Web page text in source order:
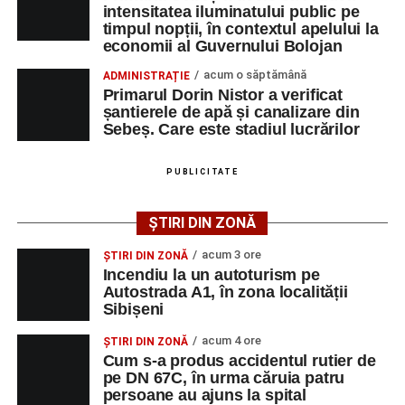
Energiei, Grădinilor, Industriilor, Liviu Rebreanu, Mihai
Eminescu, Progresului, Rozelor, Săsească, Simion
Bărnuțiu, Unirii, Zambilelor, Zorilor, Poarta Cimitir.
Bisericii, Scurtă, Ulița de Jos, Ulița de
RĂHĂU –Deasupra, Principală, Școlii.
Adaugă-ne ca sursă preferată
Urmărește-ne pe Google News
alimentare cu apă.
Primarul Dorin Nistor a subliniat că investițiile în
extinderea rețelelor de apă și canalizare sunt esențiale
pentru dezvoltarea municipiului și pentru creșterea
calității vieții locuitorilor din cartierul vizat. Acesta le-a
mulțumit cetățenilor pentru răbdarea și înțelegerea de
care dau dovadă pe perioada desfășurării lucrărilor, în
Conform estimărilor prezentate de edil, lucrările vor fi
finalizate până la sfârșitul lunii octombrie, urmând ca noile
rețele să fie puse în funcțiune. Administrația locală va
continua să monitorizeze îndeaproape fiecare etapă a
investiției, astfel încât lucrările să fie executate la
standardele prevăzute și să fie încheiate la termen.
intensitatea iluminatului public pe
timpul nopții, în contextul apelului la
economii al Guvernului Bolojan
ADMINISTRAȚIE acum o săptămână
Primarul Dorin Nistor a verificat
șantierele de apă și canalizare din
Sebeș. Care este stadiul lucrărilor
PUBLICITATE
ȘTIRI DIN ZONĂ
ȘTIRI DIN ZONĂ acum 3 ore
Incendiu la un autoturism pe
Autostrada A1, în zona localității
Sibișeni
ȘTIRI DIN ZONĂ acum 4 ore
Cum s-a produs accidentul rutier de
pe DN 67C, în urma căruia patru
persoane au ajuns la spital